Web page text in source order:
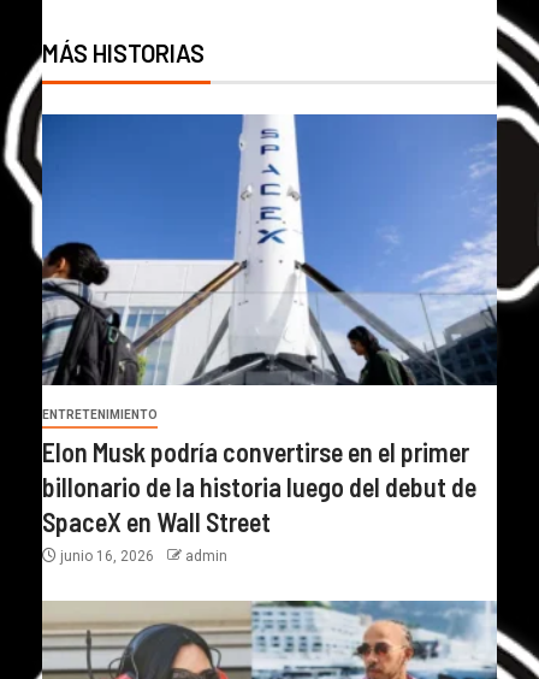
MÁS HISTORIAS
ENTRETENIMIENTO
Elon Musk podría convertirse en el primer
billonario de la historia luego del debut de
SpaceX en Wall Street
junio 16, 2026 admin